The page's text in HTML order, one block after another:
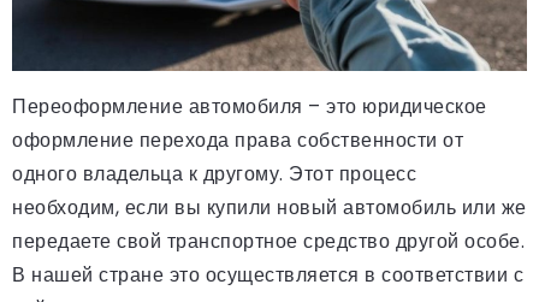
Переоформление автомобиля – это юридическое
оформление перехода права собственности от
одного владельца к другому. Этот процесс
необходим, если вы купили новый автомобиль или же
передаете свой транспортное средство другой особе.
В нашей стране это осуществляется в соответствии с